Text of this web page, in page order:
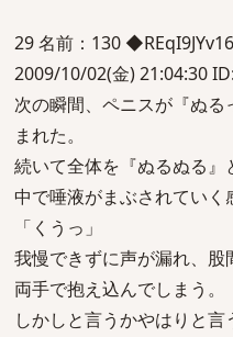
29 名前：130
2009/10/02(金) 21:04:30
次の瞬間、ペニスが『ぬ
まれた。
続いて全体を『ぬるぬる
中で唾液がまぶされていく
「くうっ」
我慢できずに声が漏れ、
両手で抱え込んでしまう。
しかしと言うかやはりと